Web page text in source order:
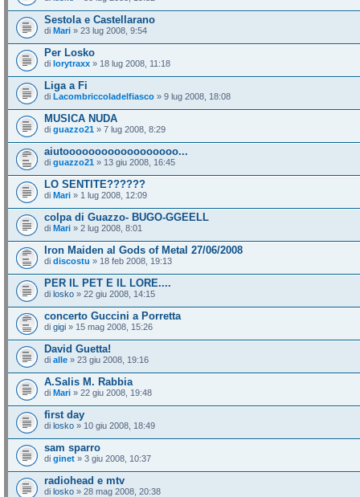
Sestola e Castellarano
di Mari » 23 lug 2008, 9:54
Per Losko
di lorytraxx » 18 lug 2008, 11:18
Liga a Fi
di Lacombriccoladelfiasco » 9 lug 2008, 18:08
MUSICA NUDA
di guazzo21 » 7 lug 2008, 8:29
aiutoooooooooooooooooo...
di guazzo21 » 13 giu 2008, 16:45
LO SENTITE??????
di Mari » 1 lug 2008, 12:09
colpa di Guazzo- BUGO-GGEELL
di Mari » 2 lug 2008, 8:01
Iron Maiden al Gods of Metal 27/06/2008
di discostu » 18 feb 2008, 19:13
PER IL PET E IL LORE....
di losko » 22 giu 2008, 14:15
concerto Guccini a Porretta
di gigi » 15 mag 2008, 15:26
David Guetta!
di alle » 23 giu 2008, 19:16
A.Salis M. Rabbia
di Mari » 22 giu 2008, 19:48
first day
di losko » 10 giu 2008, 18:49
sam sparro
di ginet » 3 giu 2008, 10:37
radiohead e mtv
di losko » 28 mag 2008, 20:38